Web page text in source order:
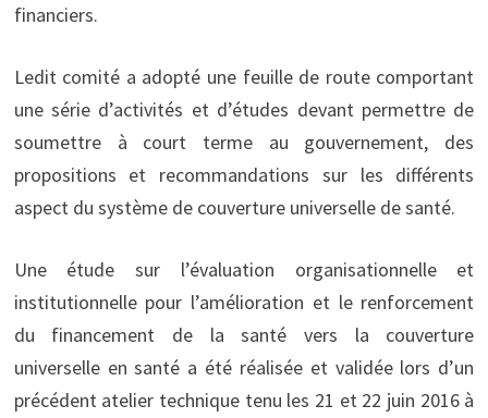
financiers.
Ledit comité a adopté une feuille de route comportant
une série d’activités et d’études devant permettre de
soumettre à court terme au gouvernement, des
propositions et recommandations sur les différents
aspect du système de couverture universelle de santé.
Une étude sur l’évaluation organisationnelle et
institutionnelle pour l’amélioration et le renforcement
du financement de la santé vers la couverture
universelle en santé a été réalisée et validée lors d’un
précédent atelier technique tenu les 21 et 22 juin 2016 à